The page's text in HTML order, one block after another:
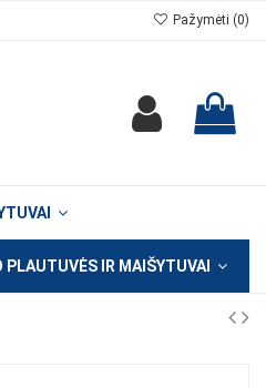
Pažymėti (0)
PLAUTUVĖS IR MAIŠYTUVAI